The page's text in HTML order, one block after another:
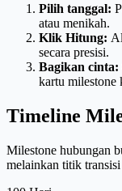
Pilih tanggal:
atau menikah.
Klik Hitung:
secara presisi.
Bagikan cinta:
kartu milestone
Timeline
Milestone hubungan
melainkan titik